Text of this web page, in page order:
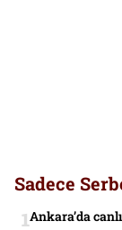
Sadece
Ankara’da